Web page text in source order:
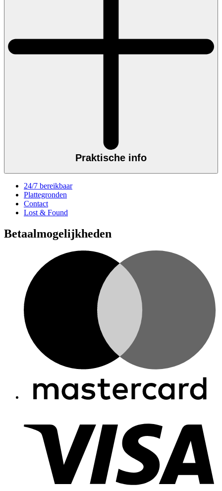
Praktische info
24/7 bereikbaar
Plattegronden
Contact
Lost & Found
Betaalmogelijkheden